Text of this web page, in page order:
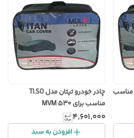
چادر خودرو تیتان مدل TN.TI مناسب
چادر خودرو تیتان مدل TI.SO
مناسب برای MVM 530
۴٬۶۰۱٬۰۰۰
افزودن به سبد